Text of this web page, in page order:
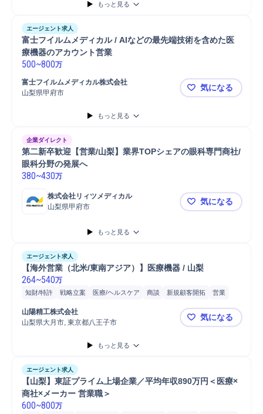
もっと見る
エージェント求人
富士フイルムメディカル / AIなどの最先端技術を含めた医
療機器のアカウント営業
500~800万
富士フイルムメディカル株式会社
山梨県甲府市
富士フイル
気になる
もっと見る
企業ダイレクト
第二新卒歓迎【営業/山梨】業界TOPシェアの眼科専門商社/
眼科分野の発展へ
380~430万
株式会社リィツメディカル
山梨県甲府市
第二新卒歓
気になる
もっと見る
エージェント求人
【海外営業（北米/東南アジア）】医療機器 / 山梨
264~540万
知財/特許 戦略立案 医療/ヘルスケア 商談 新規顧客開拓
営業
血圧測定
自動車/輸送機械
山陽精工株式会社
山梨県大月市, 東京都八王子市
【海外営業
気になる
もっと見る
エージェント求人
【山梨】東証プライム上場企業／平均年収890万円＜医療×
商社×メーカー 営業職＞
600~800万